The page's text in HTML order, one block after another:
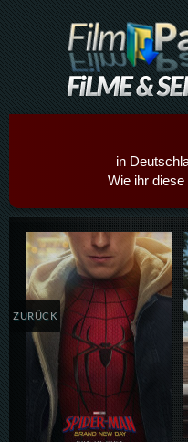
in
Wie ihr
Details,Play
ZURÜCK